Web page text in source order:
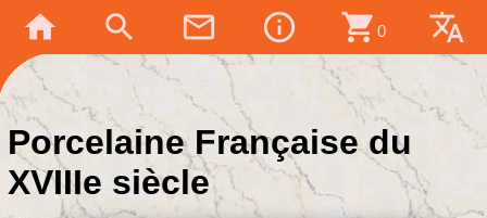
home search mail_outline info_outline shopping_cart 0 translate
Porcelaine Française du
XVIIIe siècle